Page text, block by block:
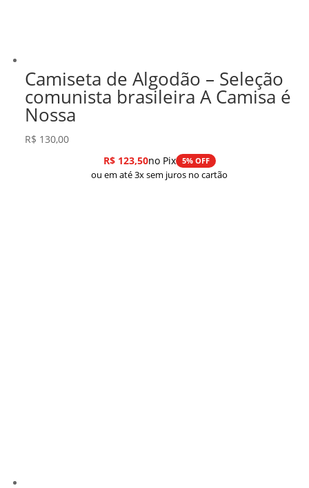
Camiseta de Algodão – Seleção
comunista brasileira A Camisa é
Nossa
R$ 130,00
R$123,50no Pix 5% OFF
ou em até 3x sem juros no cartão